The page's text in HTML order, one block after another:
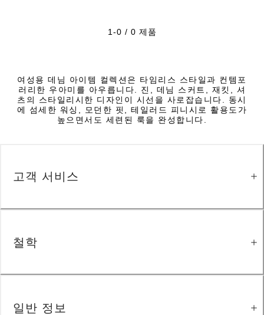
1-0 / 0 제품
여성용 데님 아이템 컬렉션은 타임리스 스타일과 컨템포
러리한 우아미를 아우릅니다. 진, 데님 스커트, 재킷, 셔
츠의 스타일리시한 디자인이 시선을 사로잡습니다. 동시
에 섬세한 워싱, 모던한 핏, 테일러드 피니시로 활용도가
높으면서도 세련된 룩을 완성합니다.
고객 서비스
철학
일반 정보